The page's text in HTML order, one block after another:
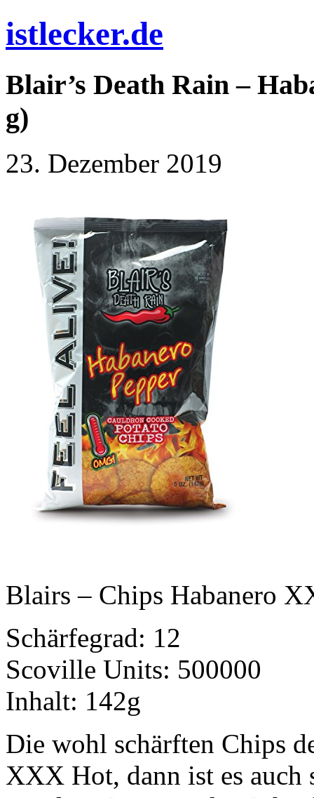
istlecker.de
Blair’s Death Rain –
g)
23. Dezember 2019
Blairs – Chips Habanero
Schärfegrad: 12
Scoville Units: 500000
Inhalt: 142g
Die wohl schärften Chips
XXX Hot, dann ist es auch